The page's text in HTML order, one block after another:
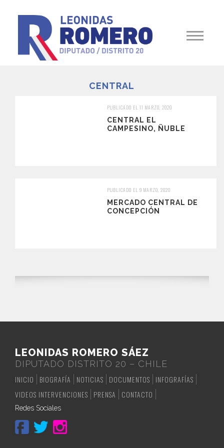
CENTRAL
PUBLICADO EL 11 MARZO, 2020
CENTRAL EL
CAMPESINO, ÑUBLE
PUBLICADO EL 9 MARZO, 2020
MERCADO CENTRAL DE
CONCEPCIÓN
LEONIDAS ROMERO SÁEZ
DIPUTADO DISTRITO 20 – CHILE
INICIO
BIOGRAFÍA NOTICIAS DOCUMENTOS
INFOGRAFÍAS
VIDEOS INTERVENCIONES
PRENSA CONTACTO
Redes Sociales